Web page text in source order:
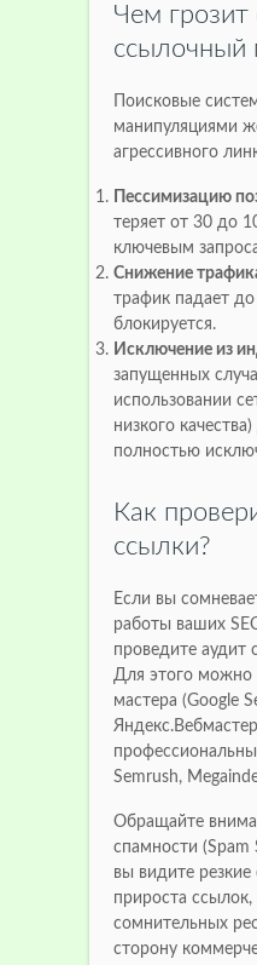
Чем грозит
ссылочный
Поисковые
манипуляциями
агрессивного
Пессимизацию
теряет от 30 до
ключевым
Снижение
трафик падает до
блокируется.
Исключение из
запущенных
использовании
низкого
полностью
Как
ссылки?
Если вы
работы ваших
проведите аудит
Для этого можно
мастера (Google
Semrush,
Обращайте
спамности (Spam
вы видите резкие
прироста
сомнительных
сторону